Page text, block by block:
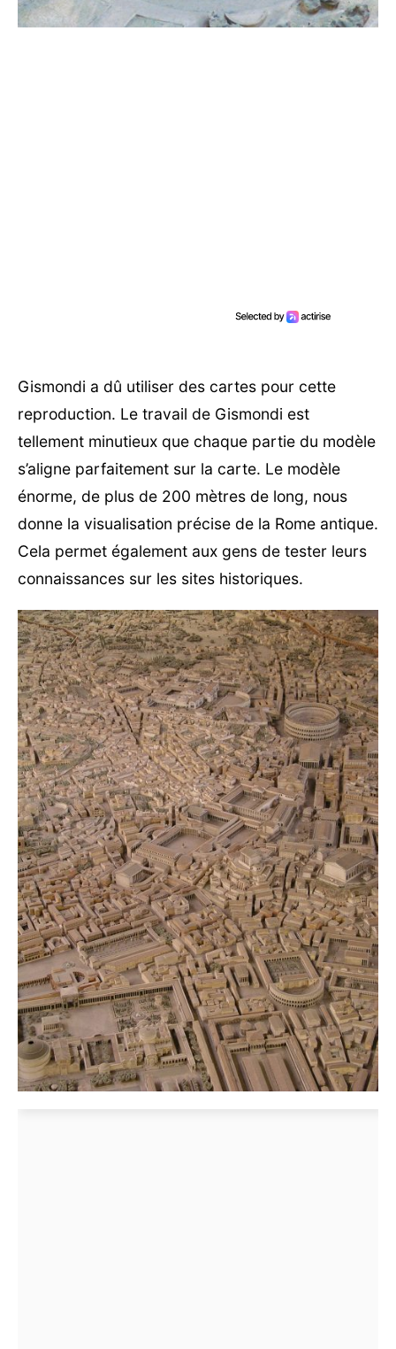
Gismondi a dû utiliser des cartes pour cette
reproduction. Le travail de Gismondi est
tellement minutieux que chaque partie du modèle
s’aligne parfaitement sur la carte. Le modèle
énorme, de plus de 200 mètres de long, nous
donne la visualisation précise de la Rome antique.
Cela permet également aux gens de tester leurs
connaissances sur les sites historiques.